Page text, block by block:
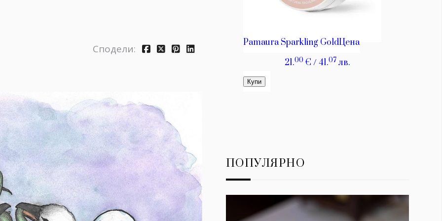
Сподели:
ПОПУЛЯРНО